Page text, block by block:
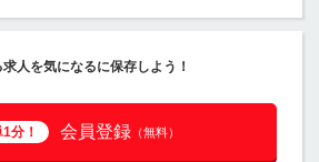
人を気になるに保存しよう！
分！ 会員登録 （無料）